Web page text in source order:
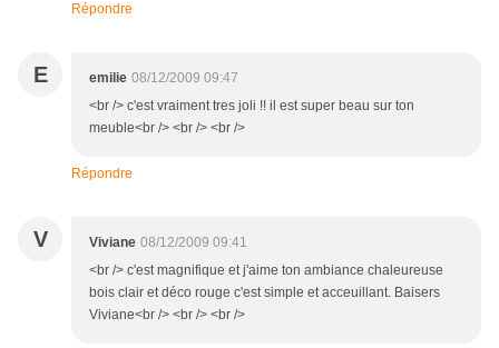
Répondre
E emilie 08/12/2009 09:47
<br /> c'est vraiment tres joli !! il est super beau sur ton
meuble<br /> <br /> <br />
Répondre
V Viviane 08/12/2009 09:41
<br /> c'est magnifique et j'aime ton ambiance chaleureuse
bois clair et déco rouge c'est simple et acceuillant. Baisers
Viviane<br /> <br /> <br />